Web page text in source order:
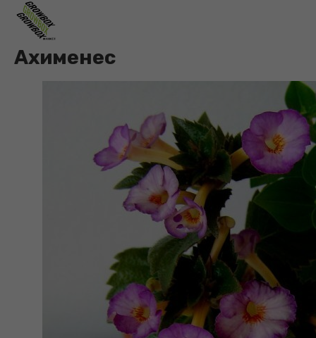
Ахименес